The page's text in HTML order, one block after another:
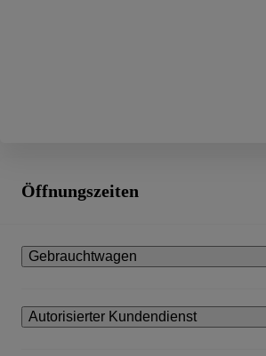
Öffnungszeiten
Gebrauchtwagen
Autorisierter Kundendienst